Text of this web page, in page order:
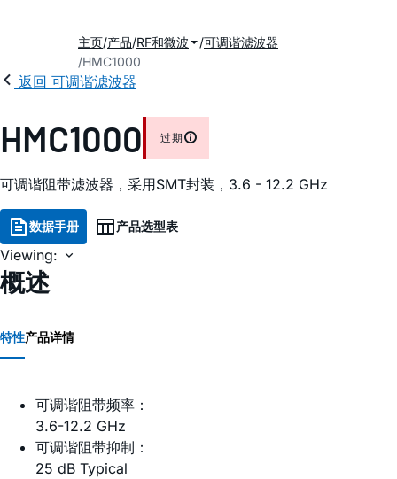
主页 产品 RF和微波
可调谐滤波器
HMC1000
返回 可调谐滤波器
HMC1000 过期
可调谐阻带滤波器，采用SMT封装，3.6 - 12.2 GHz
数据手册 产品选型表
Viewing:
概述
特性产品详情
可调谐阻带频率：
3.6-12.2 GHz
可调谐阻带抑制：
25 dB Typical